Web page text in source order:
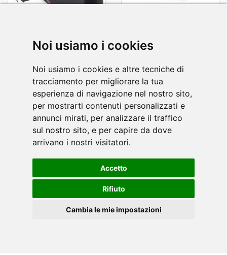
Noi usiamo i cookies
Noi usiamo i cookies e altre tecniche di
tracciamento per migliorare la tua
esperienza di navigazione nel nostro sito,
per mostrarti contenuti personalizzati e
annunci mirati, per analizzare il traffico
sul nostro sito, e per capire da dove
arrivano i nostri visitatori.
Accetto
Rifiuto
Cambia le mie impostazioni